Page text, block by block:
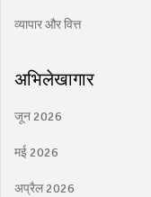
व्यापार और वित्त
अभिलेखागार
जून 2026
मई 2026
अप्रैल 2026